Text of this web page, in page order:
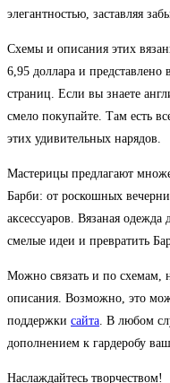
элегантностью, заставляя
Схемы и описания этих
6,95 доллара и
страниц. Если вы знаете
смело покупайте. Там есть
этих удивительных нарядов.
Мастерицы предлагают
Барби: от роскошных
аксессуаров. Вязаная одежда
смелые идеи и превратить
Можно связать и по схемам,
описания. Возможно, это
поддержки сайта. В любом
дополнением к гардеробу
Наслаждайтесь творчеством!